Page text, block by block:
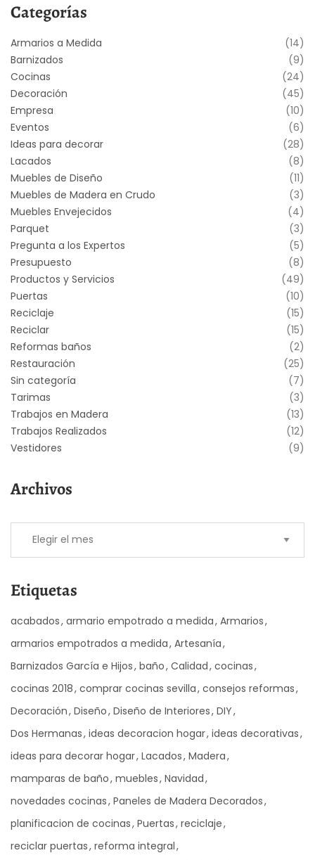
Categorías
Armarios a Medida
(14)
Barnizados
(9)
Cocinas
(24)
Decoración
(45)
Empresa
(10)
Eventos
(6)
Ideas para decorar
(28)
Lacados
(8)
Muebles de Diseño
(11)
Muebles de Madera en Crudo
(3)
Muebles Envejecidos
(4)
Parquet
(3)
Pregunta a los Expertos
(5)
Presupuesto
(8)
Productos y Servicios
(49)
Puertas
(10)
Reciclaje
(15)
Reciclar
(15)
Reformas baños
(2)
Restauración
(25)
Sin categoría
(7)
Tarimas
(3)
Trabajos en Madera
(13)
Trabajos Realizados
(12)
Vestidores
(9)
Archivos
Etiquetas
acabados armario empotrado a medida Armarios
armarios empotrados a medida Artesanía
Barnizados García e Hijos baño Calidad cocinas
cocinas 2018 comprar cocinas sevilla consejos reformas
Decoración Diseño Diseño de Interiores DIY
Dos Hermanas ideas decoracion hogar ideas decorativas
ideas para decorar hogar Lacados Madera
mamparas de baño muebles Navidad
novedades cocinas Paneles de Madera Decorados
planificacion de cocinas Puertas reciclaje
reciclar puertas reforma integral